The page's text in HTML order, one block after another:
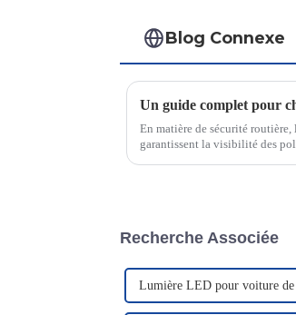
Blog Connexe
En matière de sécurité
garantissent la visibilité des
Recherche Associée
Lumière LED pour voiture